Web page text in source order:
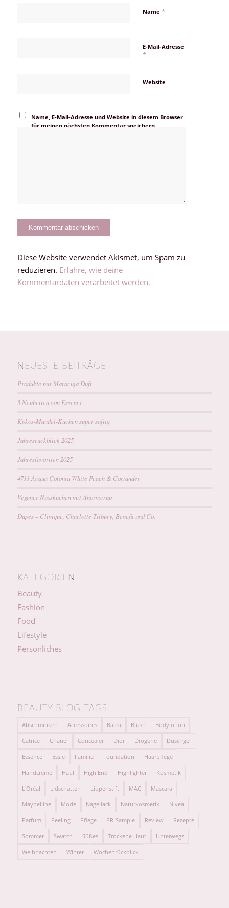
Name *
E-Mail-Adresse
*
Website
Name, E-Mail-Adresse und Website in diesem Browser
für meinen nächsten Kommentar speichern.
Diese Website verwendet Akismet, um Spam zu
reduzieren. Erfahre, wie deine
Kommentardaten verarbeitet werden.
NEUESTE BEITRÄGE
Produkte mit Maracuja Duft
5 Neuheiten von Essence
Kokos-Mandel-Kuchen super saftig
Jahresrückblick 2025
Jahresfavoriten 2025
4711 Acqua Colonia White Peach & Coriander
Veganer Nusskuchen mit Ahornsirup
Dupes – Clinique, Charlotte Tilbury, Benefit und Co.
KATEGORIEN
Beauty
Fashion
Food
Lifestyle
Persönliches
BEAUTY BLOG TAGS
Abschminken Accessoires Balea Blush Bodylotion
Catrice Chanel Concealer Dior Drogerie Duschgel
Essence Essie Familie Foundation Haarpflege
Handcreme Haul High End Highlighter Kosmetik
L'Oréal Lidschatten Lippenstift MAC Mascara
Maybelline Mode Nagellack Naturkosmetik Nivea
Parfum Peeling Pflege PR-Sample Review Rezepte
Sommer Swatch Süßes Trockene Haut Unterwegs
Weihnachten Winter Wochenrückblick